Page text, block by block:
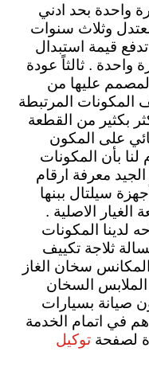
واحدة بحد ادني
وثلاث سنوات
قيمة استبدال
واحدة . ثالثاً عودة
عليها من
المكونات المرتبطة
بكثير من القطعة
على المكون
بأن المكونات
معرفة ارقام
سيلتال ببنها
الاصلية .
لدينا المكونات
ثلاجة تكييف
سخان الغاز
السخان
صيانة بسيارات
في اتمام الخدمة
لصفحة توكيل